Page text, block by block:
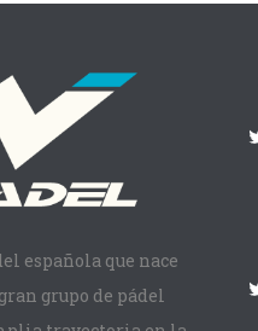
española que nace
grupo de pádel